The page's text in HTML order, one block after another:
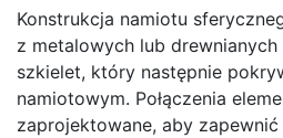
Konstrukcja namiotu
z metalowych lub
szkielet, który następnie
namiotowym. Połączenia
zaprojektowane, aby